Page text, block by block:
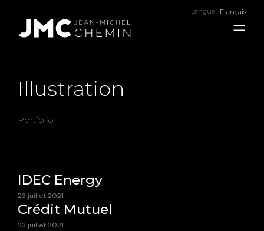
Langue Français
Illustration
Portfolio
IDEC Energy
23 juillet 2021
Crédit Mutuel
23 juillet 2021